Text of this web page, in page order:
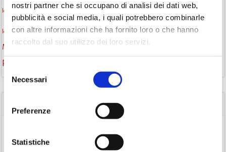
nostri partner che si occupano di analisi dei dati web,
pubblicità e social media, i quali potrebbero combinarle
con altre informazioni che ha fornito loro o che hanno
raccolto dal suo utilizzo dei loro servizi.
Selezione
delNecessari
Preferenze
Statistiche
lettura ad alta voce lettura condivisa
letture ad alta voce libri libri come semi libri da leggere monselice
Monselice scrive podcast letterario
promozione della lettura